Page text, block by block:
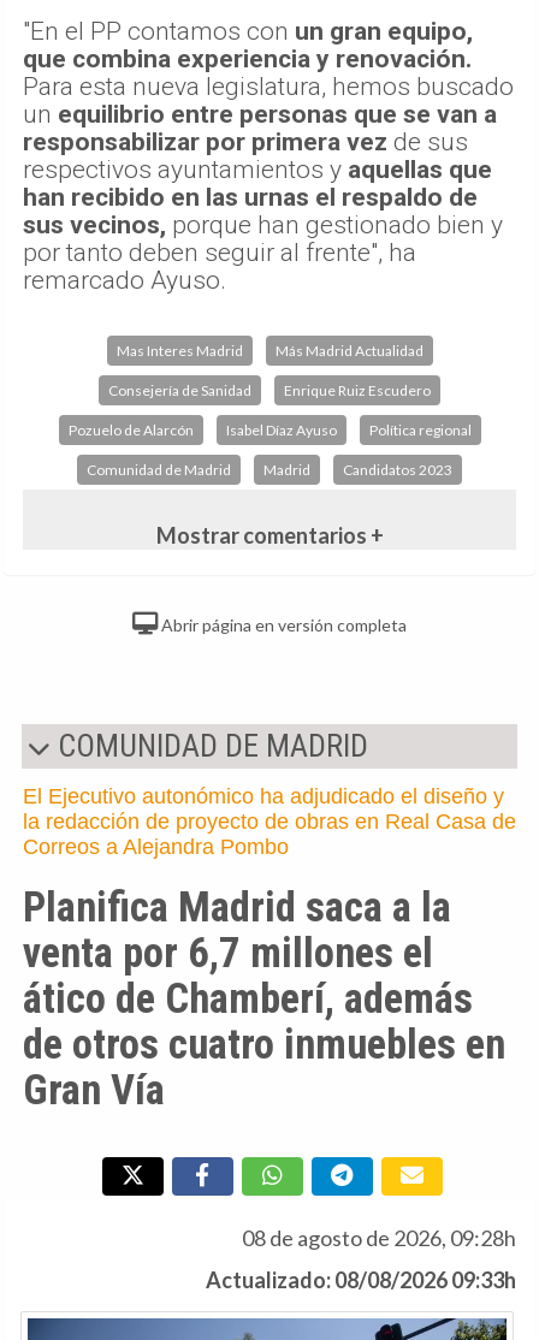
"En el PP contamos con un gran equipo,
que combina experiencia y renovación.
Para esta nueva legislatura, hemos buscado
un equilibrio entre personas que se van a
responsabilizar por primera vez de sus
respectivos ayuntamientos y aquellas que
han recibido en las urnas el respaldo de
sus vecinos, porque han gestionado bien y
por tanto deben seguir al frente", ha
remarcado Ayuso.
Mas Interes Madrid Más Madrid Actualidad
Consejería de Sanidad Enrique Ruiz Escudero
Pozuelo de Alarcón Isabel Díaz Ayuso Política regional
Comunidad de Madrid Madrid Candidatos 2023
Mostrar comentarios +
Abrir página en versión completa
COMUNIDAD DE MADRID
El Ejecutivo autonómico ha adjudicado el diseño y
la redacción de proyecto de obras en Real Casa de
Correos a Alejandra Pombo
Planifica Madrid saca a la
venta por 6,7 millones el
ático de Chamberí, además
de otros cuatro inmuebles en
Gran Vía
08 de agosto de 2026, 09:28h
Actualizado: 08/08/2026 09:33h